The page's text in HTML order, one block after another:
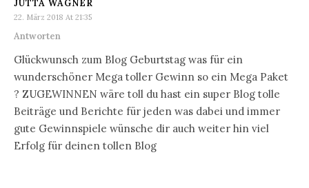
JUTTA WAGNER
22. März 2018 At 21:35
Antworten
Glückwunsch zum Blog Geburtstag was für ein
wunderschöner Mega toller Gewinn so ein Mega Paket
? ZUGEWINNEN wäre toll du hast ein super Blog tolle
Beiträge und Berichte für jeden was dabei und immer
gute Gewinnspiele wünsche dir auch weiter hin viel
Erfolg für deinen tollen Blog